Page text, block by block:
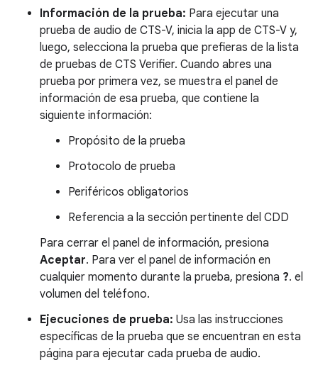
Información de la prueba: Para ejecutar una
prueba de audio de CTS-V, inicia la app de CTS-V y,
luego, selecciona la prueba que prefieras de la lista
de pruebas de CTS Verifier. Cuando abres una
prueba por primera vez, se muestra el panel de
información de esa prueba, que contiene la
siguiente información:
Propósito de la prueba
Protocolo de prueba
Periféricos obligatorios
Referencia a la sección pertinente del CDD
Para cerrar el panel de información, presiona
Aceptar. Para ver el panel de información en
cualquier momento durante la prueba, presiona ?. el
volumen del teléfono.
Ejecuciones de prueba: Usa las instrucciones
específicas de la prueba que se encuentran en esta
página para ejecutar cada prueba de audio.